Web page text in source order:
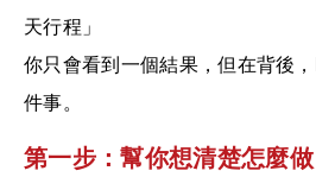
天行程」
你只會看到一個結果，但在背後
件事。
第一步：幫你想清楚怎麼